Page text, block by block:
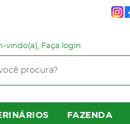
vindo(a), Faça login
FAZENDA